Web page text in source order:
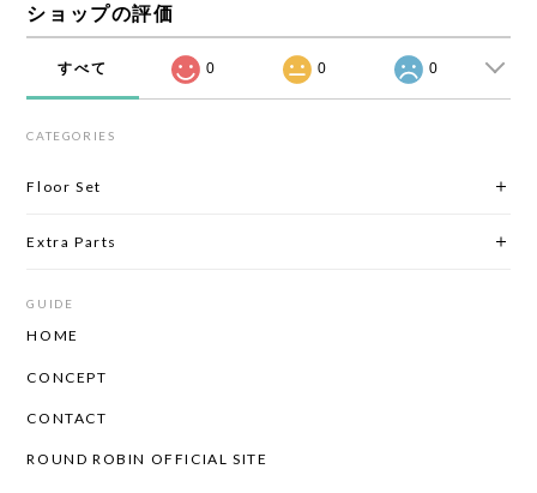
ショップの評価
すべて 0 0 0
CATEGORIES
Floor Set
Extra Parts
GUIDE
HOME
CONCEPT
CONTACT
ROUND ROBIN OFFICIAL SITE